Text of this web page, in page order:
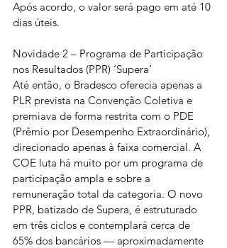
Após acordo, o valor será pago em até 10
dias úteis.
Novidade 2 – Programa de Participação
nos Resultados (PPR) ‘Supera’
Até então, o Bradesco oferecia apenas a
PLR prevista na Convenção Coletiva e
premiava de forma restrita com o PDE
(Prêmio por Desempenho Extraordinário),
direcionado apenas à faixa comercial. A
COE luta há muito por um programa de
participação ampla e sobre a
remuneração total da categoria. O novo
PPR, batizado de Supera, é estruturado
em três ciclos e contemplará cerca de
65% dos bancários — aproximadamente